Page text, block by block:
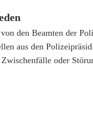
den Beamten der
aus den
oder